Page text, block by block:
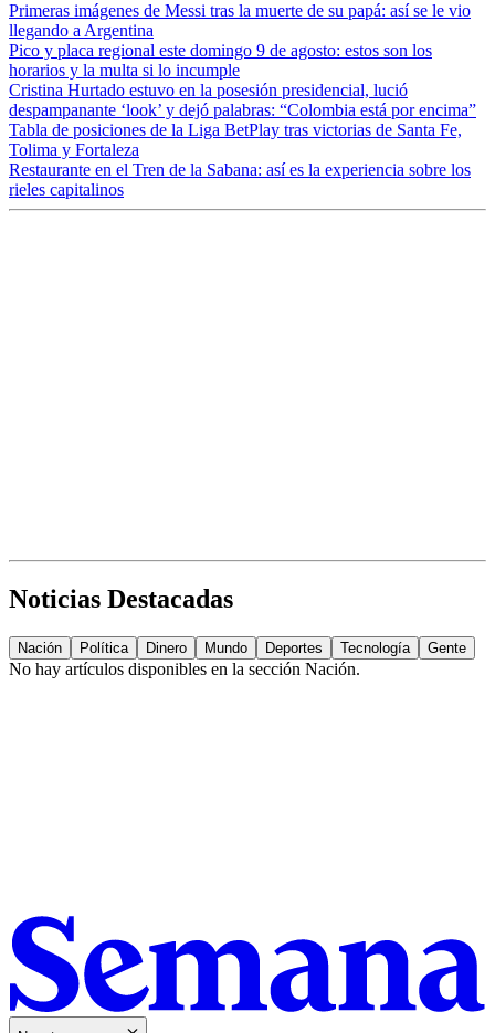
Primeras imágenes de Messi tras la muerte de su papá: así se le vio
llegando a Argentina
Pico y placa regional este domingo 9 de agosto: estos son los
horarios y la multa si lo incumple
Cristina Hurtado estuvo en la posesión presidencial, lució
despampanante ‘look’ y dejó palabras: “Colombia está por encima”
Tabla de posiciones de la Liga BetPlay tras victorias de Santa Fe,
Tolima y Fortaleza
Restaurante en el Tren de la Sabana: así es la experiencia sobre los
rieles capitalinos
Noticias Destacadas
Nación Política Dinero Mundo Deportes Tecnología Gente
No hay artículos disponibles en la sección Nación.